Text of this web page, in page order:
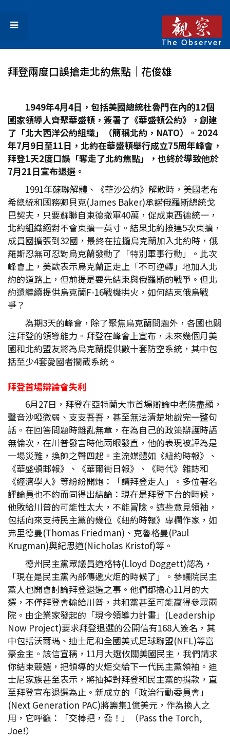
拜登兩度口誤搶走北約焦點│花俊雄
1949年4月4日，包括美國總統杜魯門在內的12個
國家領導人齊聚華盛頓，簽署了《華盛頓公約》，創建
了「北大西洋公約組織」（簡稱北約，NATO）。2024
年7月9日至11日，北約在華盛頓舉行成立75周年峰會，
拜登1天2度口誤「奪走了北約焦點」，也終於導致他於
7月21日宣布退選。
1991年蘇聯解體、《華沙公約》解散時，美國老布
希總統和國務卿貝克(James Baker)承諾俄羅斯總統戈
巴契夫，只要蘇聯自東德撤軍40萬，促成東西德統一，
北約組織絕對不會東擴一英寸。結果北約接連5次東擴，
成員國擴張到32國，最終在拉攏烏克蘭加入北約時，俄
羅斯忍無可忍對烏克蘭發動了「特別軍事行動」。此次
峰會上，美歐表示烏克蘭正走上「不可逆轉」地加入北
約的道路上，但前提是要先結束與俄羅斯的戰爭。但北
約還繼續提供烏克蘭F-16戰機拱火，如何結束俄烏戰
爭？
為期3天的峰會，除了聚焦烏克蘭問題外，各國也關
注拜登的領導能力。拜登在峰會上宣布，未來幾個月美
國和北約盟友將為烏克蘭提供數十套防空系統，其中包
括至少4套愛國者攔截系統。
拜登首場辯論會失利
6月27日，拜登在亞特蘭大市首場辯論中老態盡顯，
聲音沙啞微弱、支支吾吾，甚至無法清楚地說完一整句
話。在回答問題時雜亂無章，在為自己的政策辯護時語
無倫次，在川普發言時他兩眼發直，他的表現被評為是
一場災難，換帥之聲四起。主流媒體如《紐約時報》、
《華盛頓郵報》、《華爾街日報》、《時代》雜誌和
《經濟學人》等紛紛開炮：「請拜登走人」。多位著名
評論員也不約而同得出結論：現在是拜登下台的時候，
他敗給川普的可能性太大，不能冒險。這些意見領袖，
包括向來支持民主黨的幾位《紐約時報》專欄作家，如
弗里德曼(Thomas Friedman)、克魯格曼(Paul
Krugman)與紀思道(Nicholas Kristof)等。
德州民主黨眾議員道格特(Lloyd Doggett)認為，
「現在是民主黨內部傳遞火炬的時候了」。參議院民主
黨人也開會討論拜登退選之事。他們都擔心11月的大
選，不僅拜登會輸給川普，共和黨甚至可能贏得參眾兩
院。由企業家發起的「現今領導力計畫」(Leadership
Now Project)要求拜登退選的公開信有168人簽名，其
中包括沃爾瑪、迪士尼和全國美式足球聯盟(NFL)等富
豪金主。該信宣稱，11月大選攸關美國民主，我們請求
你結束競選，把領導的火炬交給下一代民主黨領袖。迪
士尼家族甚至表示，將抽掉對拜登和民主黨的捐款，直
至拜登宣布退選為止。新成立的「政治行動委員會」
(Next Generation PAC)將籌集1億美元，作為換人之
用，它呼籲：「交棒把，喬！」（Pass the Torch,
Joe!）